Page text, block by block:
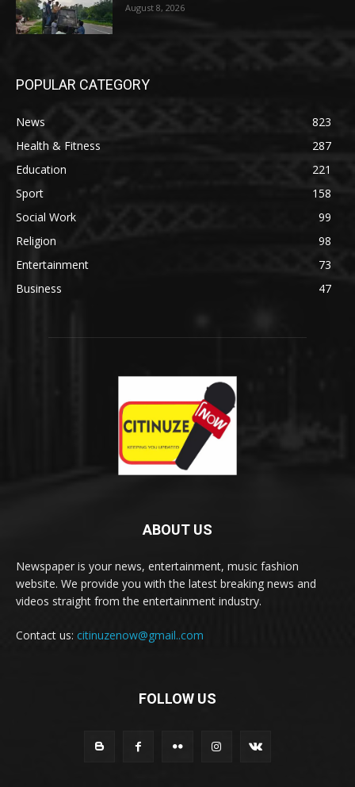
August 8, 2026
POPULAR CATEGORY
News
823
Health & Fitness
287
Education
221
Sport
158
Social Work
99
Religion
98
Entertainment
73
Business
47
ABOUT US
Newspaper is your news, entertainment, music fashion
website. We provide you with the latest breaking news and
videos straight from the entertainment industry.
Contact us: citinuzenow@gmail..com
FOLLOW US